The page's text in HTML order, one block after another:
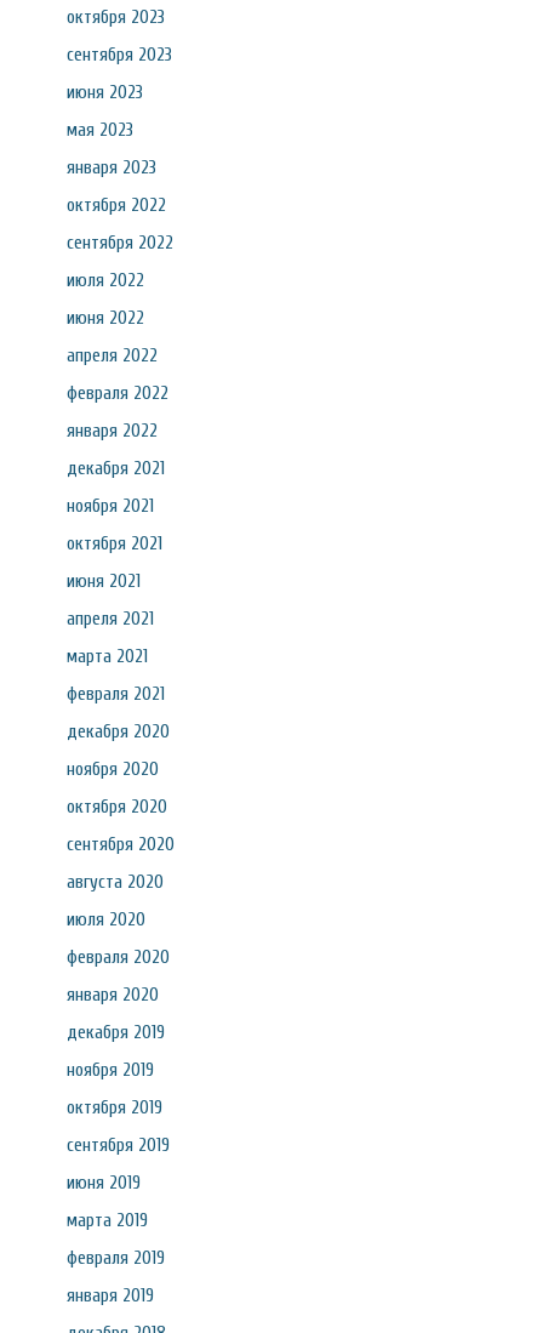
октября 2023
сентября 2023
июня 2023
мая 2023
января 2023
октября 2022
сентября 2022
июля 2022
июня 2022
апреля 2022
февраля 2022
января 2022
декабря 2021
ноября 2021
октября 2021
июня 2021
апреля 2021
марта 2021
февраля 2021
декабря 2020
ноября 2020
октября 2020
сентября 2020
августа 2020
июля 2020
февраля 2020
января 2020
декабря 2019
ноября 2019
октября 2019
сентября 2019
июня 2019
марта 2019
февраля 2019
января 2019